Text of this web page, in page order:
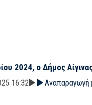
2024, ο Δήμος
16:32 Αναπαραγωγή